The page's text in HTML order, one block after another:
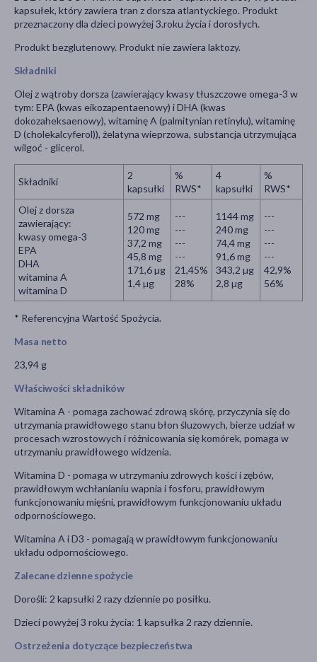
kapsułek, który zawiera tran z dorsza atlantyckiego. Produkt
przeznaczony dla dzieci powyżej 3.roku życia i dorosłych.
Produkt bezglutenowy. Produkt nie zawiera laktozy.
Składniki
Olej z wątroby dorsza (zawierający kwasy tłuszczowe omega-3 w
tym: EPA (kwas eikozapentaenowy) i DHA (kwas
dokozaheksaenowy), witaminę A (palmitynian retinylu), witaminę
D (cholekalcyferol)), żelatyna wieprzowa, substancja utrzymująca
wilgoć - glicerol.
Składniki
2
kapsułki
%
RWS*
4
kapsułki
%
RWS*
Olej z dorsza
zawierający:
kwasy omega-3
EPA
DHA
witamina A
witamina D
572 mg
120 mg
37,2 mg
45,8 mg
171,6 µg
1,4 µg
---
---
---
---
21,45%
28%
1144 mg
240 mg
74,4 mg
91,6 mg
343,2 µg
2,8 µg
---
---
---
---
42,9%
56%
* Referencyjna Wartość Spożycia.
Masa netto
23,94 g
Właściwości składników
Witamina A - pomaga zachować zdrową skórę, przyczynia się do
utrzymania prawidłowego stanu błon śluzowych, bierze udział w
procesach wzrostowych i różnicowania się komórek, pomaga w
utrzymaniu prawidłowego widzenia.
Witamina D - pomaga w utrzymaniu zdrowych kości i zębów,
prawidłowym wchłanianiu wapnia i fosforu, prawidłowym
funkcjonowaniu mięśni, prawidłowym funkcjonowaniu układu
odpornościowego.
Witamina A i D3 - pomagają w prawidłowym funkcjonowaniu
układu odpornościowego.
Zalecane dzienne spożycie
Dorośli: 2 kapsułki 2 razy dziennie po posiłku.
Dzieci powyżej 3 roku życia: 1 kapsułka 2 razy dziennie.
Ostrzeżenia dotyczące bezpieczeństwa